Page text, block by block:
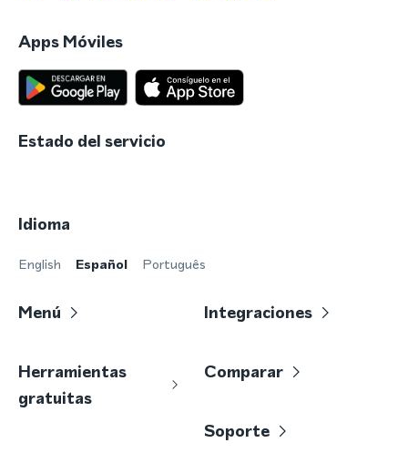
Apps Móviles
Estado del servicio
Idioma
English Español Português
Menú Integraciones
Herramientas
gratuitas
Comparar
Soporte